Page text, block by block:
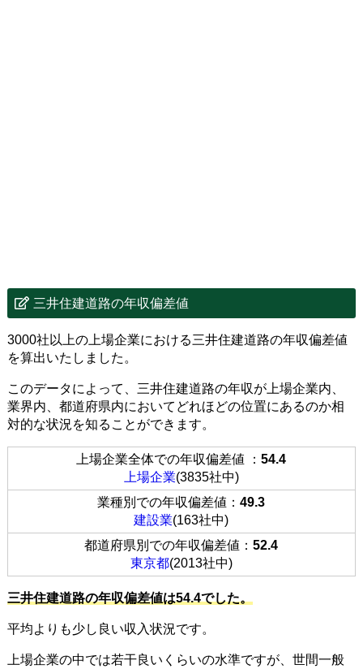
三井住建道路の年収偏差値
3000社以上の上場企業における三井住建道路の年収偏差値
を算出いたしました。
このデータによって、三井住建道路の年収が上場企業内、
業界内、都道府県内においてどれほどの位置にあるのか相
対的な状況を知ることができます。
上場企業全体での年収偏差値 ：54.4
上場企業(3835社中)
業種別での年収偏差値：49.3
建設業(163社中)
都道府県別での年収偏差値：52.4
東京都(2013社中)
三井住建道路の年収偏差値は54.4でした。
平均よりも少し良い収入状況です。
上場企業の中では若干良いくらいの水準ですが、世間一般